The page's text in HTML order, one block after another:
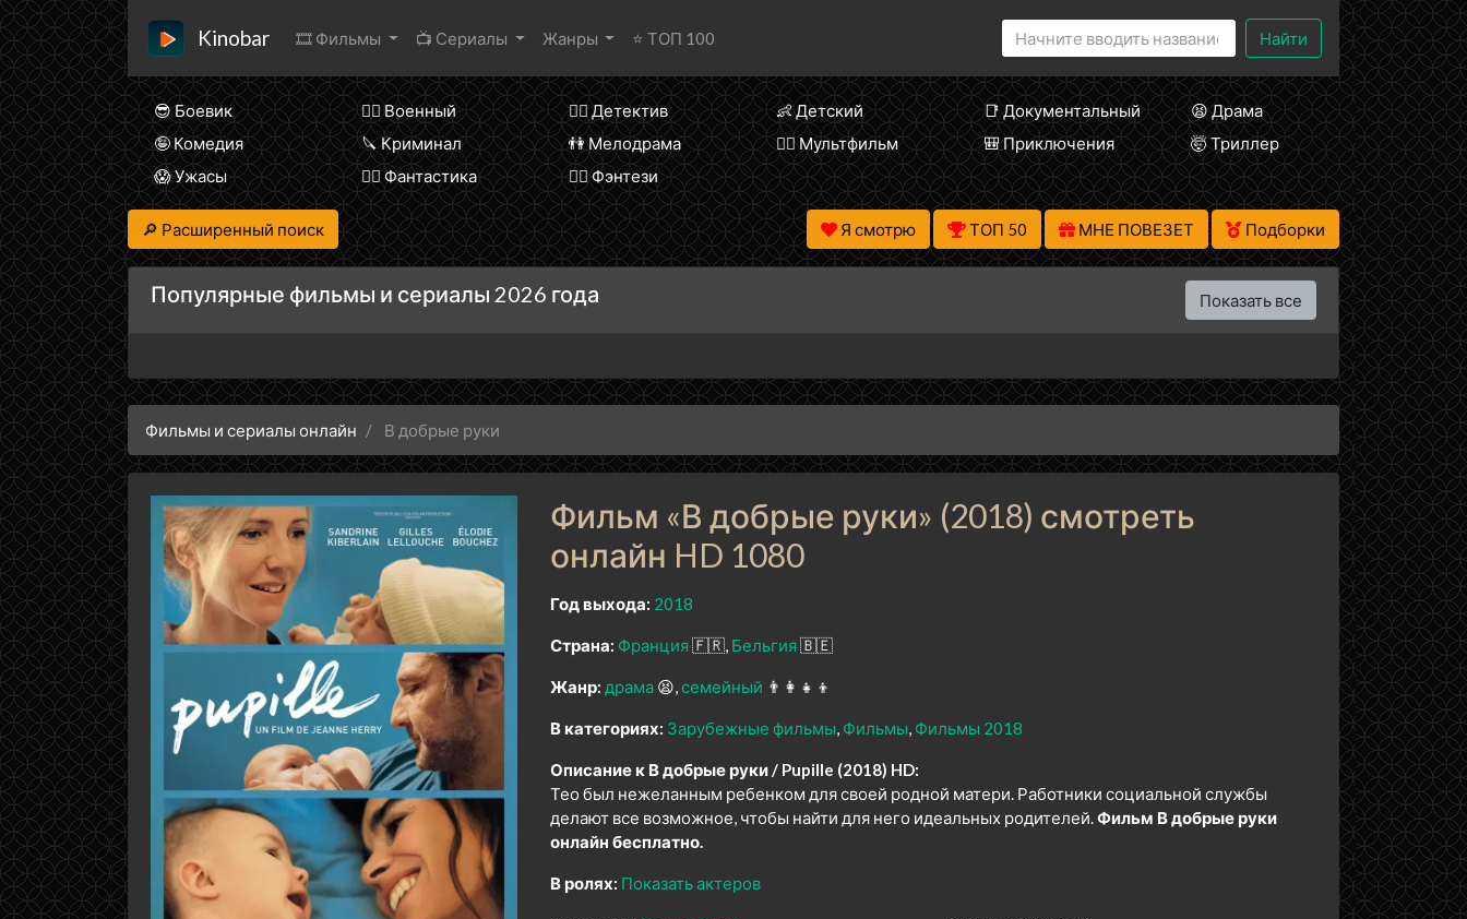
Kinobar 🎞 Фильмы 📺 Сериалы Жанры ⭐ ТОП 100 Найти
😎 Боевик 👨‍✈️ Военный 🕵️‍♂️ Детектив 👶 Детский 📑 Документальный
😫 Драма
🤪 Комедия
🔪 Криминал 👫 Мелодрама 🧚‍♀️ Мультфильм 🎒 Приключения
🤯 Триллер
😱 Ужасы
🧙‍♀️ Фантастика 🧝‍♂️ Фэнтези
🔎 Расширенный поиск Я смотрю ТОП 50 МНЕ ПОВЕЗЕТ Подборки
Популярные фильмы и сериалы 2026 года Показать все
Фильмы и сериалы онлайн В добрые руки
Фильм «В добрые руки» (2018) смотреть
онлайн HD 1080
Год выхода: 2018
Страна: Франция🇫🇷 Бельгия🇧🇪
Жанр: драма 😫 семейный 👨‍👩‍👧‍👦
В категориях: Зарубежные фильмы Фильмы Фильмы 2018
Описание к В добрые руки / Pupille (2018) HD:
Тео был нежеланным ребенком для своей родной матери. Работники социальной службы
делают все возможное, чтобы найти для него идеальных родителей.Фильм В добрые руки
онлайн бесплатно.
В ролях: Показать актеров